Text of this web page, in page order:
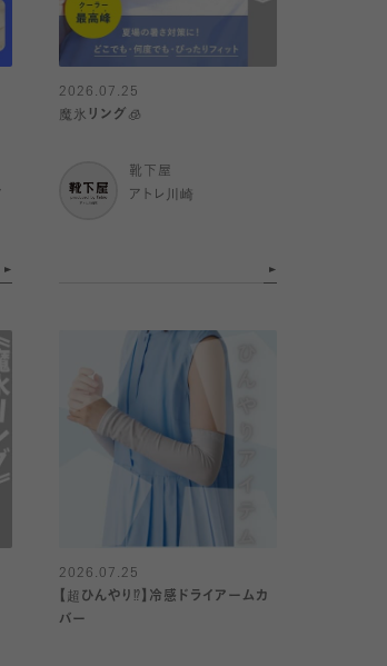
2026.07.25
魔氷リング🧊
靴下屋
アトレ川崎
2026.07.25
【超ひんやり⁉︎】冷感ドライアームカ
バー